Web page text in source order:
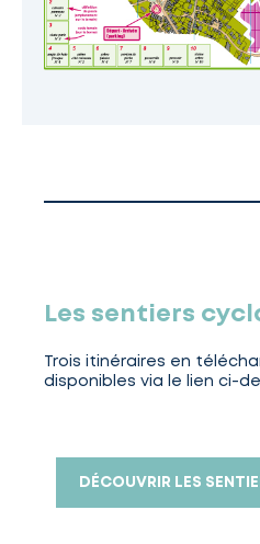
Les sentiers
Trois itinéraires en
disponibles via le lien ci-
DÉCOUVRIR LES